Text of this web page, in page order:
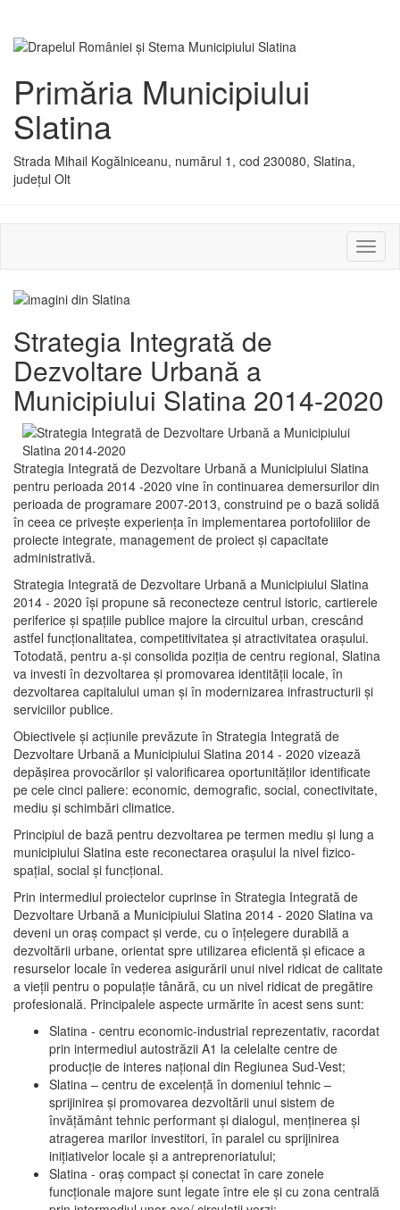
Primăria Municipiului
Slatina
Strada Mihail Kogălniceanu, numărul 1, cod 230080, Slatina,
județul Olt
sau
Strategia Integrată de
Dezvoltare Urbană a
Municipiului Slatina 2014-2020
Strategia Integrată de Dezvoltare Urbană a Municipiului Slatina
pentru perioada 2014 -2020 vine în continuarea demersurilor din
perioada de programare 2007-2013, construind pe o bază solidă
în ceea ce priveşte experienţa în implementarea portofoliilor de
proiecte integrate, management de proiect și capacitate
administrativă.
Strategia Integrată de Dezvoltare Urbană a Municipiului Slatina
2014 - 2020 își propune să reconecteze centrul istoric, cartierele
periferice şi spaţiile publice majore la circuitul urban, crescând
astfel funcţionalitatea, competitivitatea şi atractivitatea oraşului.
Totodată, pentru a-şi consolida poziţia de centru regional, Slatina
va investi în dezvoltarea şi promovarea identităţii locale, în
dezvoltarea capitalului uman şi în modernizarea infrastructurii şi
serviciilor publice.
Obiectivele şi acţiunile prevăzute în Strategia Integrată de
Dezvoltare Urbană a Municipiului Slatina 2014 - 2020 vizează
depășirea provocărilor şi valorificarea oportunităţilor identificate
pe cele cinci paliere: economic, demografic, social, conectivitate,
mediu şi schimbări climatice.
Principiul de bază pentru dezvoltarea pe termen mediu şi lung a
municipiului Slatina este reconectarea oraşului la nivel fizico-
spaţial, social şi funcţional.
Prin intermediul proiectelor cuprinse în Strategia Integrată de
Dezvoltare Urbană a Municipiului Slatina 2014 - 2020 Slatina va
deveni un oraş compact şi verde, cu o înţelegere durabilă a
dezvoltării urbane, orientat spre utilizarea eficientă şi eficace a
resurselor locale în vederea asigurării unui nivel ridicat de calitate
a vieţii pentru o populaţie tânără, cu un nivel ridicat de pregătire
profesională. Principalele aspecte urmărite în acest sens sunt:
Slatina - centru economic-industrial reprezentativ, racordat
prin intermediul autostrăzii A1 la celelalte centre de
producţie de interes naţional din Regiunea Sud-Vest;
Slatina – centru de excelenţă în domeniul tehnic –
sprijinirea şi promovarea dezvoltării unui sistem de
învăţământ tehnic performant şi dialogul, menţinerea şi
atragerea marilor investitori, în paralel cu sprijinirea
iniţiativelor locale şi a antreprenoriatului;
Slatina - oraş compact şi conectat în care zonele
funcţionale majore sunt legate între ele şi cu zona centrală